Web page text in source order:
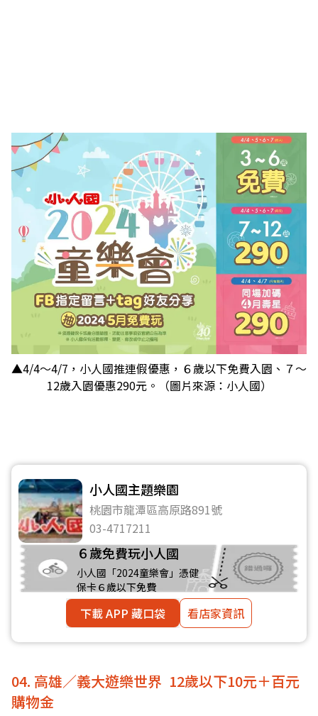
▲4/4～4/7，小人國推連假優惠，６歲以下免費入園、７～
12歲入園優惠290元。（圖片來源：小人國）
小人國主題樂園
桃園市龍潭區高原路891號
03-4717211
６歲免費玩小人國
小人國「2024童樂會」憑健
保卡６歲以下免費
下載 APP 藏口袋 看店家資訊
04. 高雄／義大遊樂世界 12歲以下10元＋百元
購物金